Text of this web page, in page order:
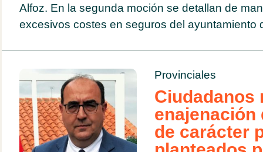
Alfoz. En la segunda moción se detallan de
excesivos costes en seguros del ayuntamiento
Provinciales
Ciudadanos
enajenación
de carácter